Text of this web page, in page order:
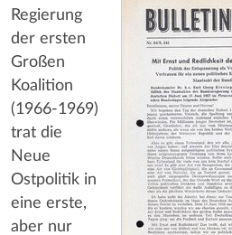
Regierung
der ersten
Großen
Koalition
(1966-1969)
trat die
Neue
Ostpolitik in
eine erste,
aber nur